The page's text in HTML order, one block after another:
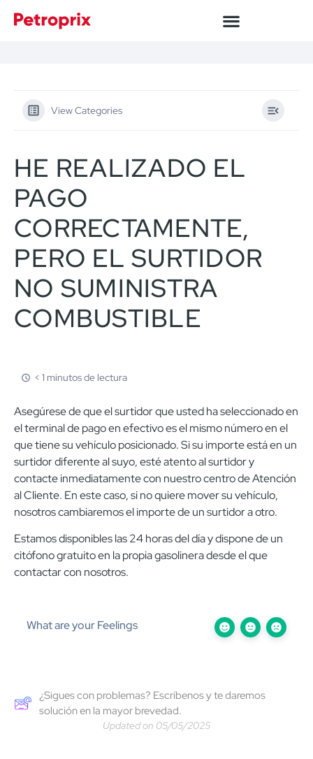
View Categories
HE REALIZADO EL
PAGO
CORRECTAMENTE,
PERO EL SURTIDOR
NO SUMINISTRA
COMBUSTIBLE
< 1 minutos de lectura
Asegúrese de que el surtidor que usted ha seleccionado en
el terminal de pago en efectivo es el mismo número en el
que tiene su vehículo posicionado. Si su importe está en un
surtidor diferente al suyo, esté atento al surtidor y
contacte inmediatamente con nuestro centro de Atención
al Cliente. En este caso, si no quiere mover su vehículo,
nosotros cambiaremos el importe de un surtidor a otro.
Estamos disponibles las 24 horas del día y dispone de un
citófono gratuito en la propia gasolinera desde el que
contactar con nosotros.
What are your Feelings
¿Sigues con problemas? Escríbenos y te daremos
solución en la mayor brevedad.
Updated on 05/05/2025